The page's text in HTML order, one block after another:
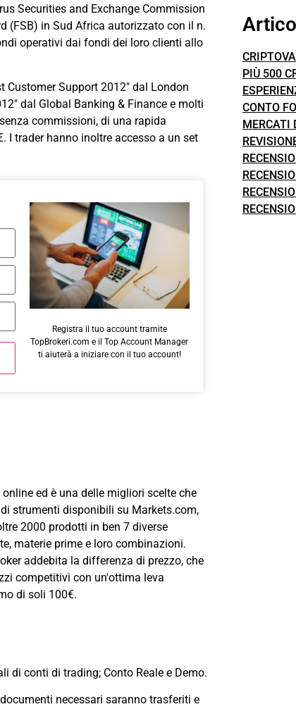
Securities and Exchange Commission
(FSB) in Sud Africa autorizzato con il n.
operativi dai fondi dei loro clienti allo
Customer Support 2012" dal London
dal Global Banking & Finance e molti
commissioni, di una rapida
I trader hanno inoltre accesso a un set
Registra il tuo account tramite
TopBrokeri.com e il Top Account Manager
ti aiuterà a iniziare con il tuo account!
ed è una delle migliori scelte che
strumenti disponibili su Markets.com,
2000 prodotti in ben 7 diverse
materie prime e loro combinazioni.
addebita la differenza di prezzo, che
competitivi con un'ottima leva
di soli 100€.
di conti di trading; Conto Reale e Demo.
necessari saranno trasferiti e
PIÙ 500
CONTO
MERCATI